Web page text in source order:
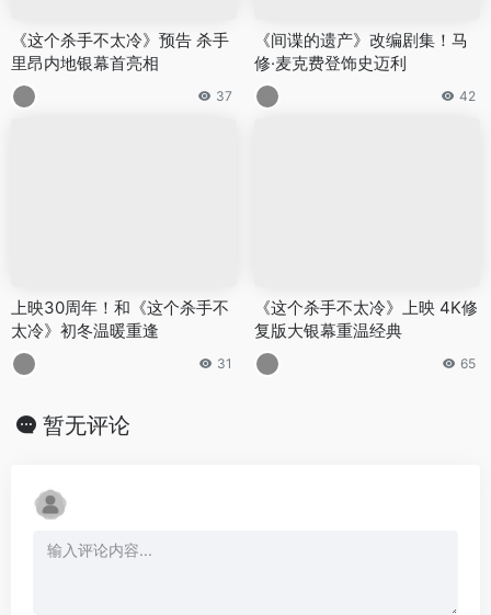
《这个杀手不太冷》预告 杀手
里昂内地银幕首亮相
37
《间谍的遗产》改编剧集！马
修·麦克费登饰史迈利
42
上映30周年！和《这个杀手不
太冷》初冬温暖重逢
31
《这个杀手不太冷》上映 4K修
复版大银幕重温经典
65
暂无评论